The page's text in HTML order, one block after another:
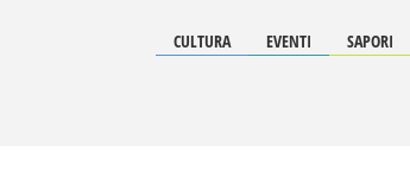
CULTURA EVENTI SAPORI